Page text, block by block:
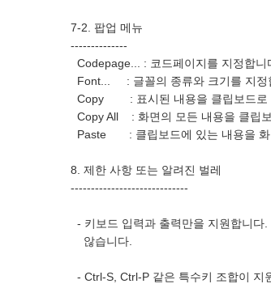
7-2. 팝업 메뉴
--------------
Codepage... : 코드페이지를 지정합니
Font... : 글꼴의 종류와 크기를 지정
Copy : 표시된 내용을 클립보드로
Copy All : 화면의 모든 내용을 클립
Paste : 클립보드에 있는 내용을 화
8. 제한 사항 또는 알려진 벌레
-----------------------------
- 키보드 입력과 출력만을 지원합니다
않습니다.
- Ctrl-S, Ctrl-P 같은 특수키 조합이 지